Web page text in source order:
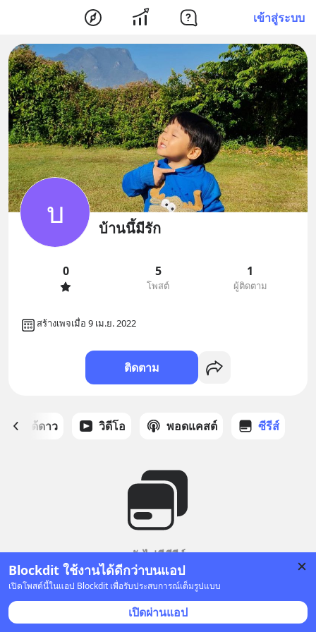
เข้าสู่ระบบ
Blockdit ใช้งานได้ดีกว่าบนแอป
เปิดโพสต์นี้ในแอป Blockdit เพื่อรับประสบการณ์เต็มรูปแบบ
เปิดผ่านแอป
บ บ้านนึ้มีรัก
0 5
โพสต์
1
ผู้ติดตาม
สร้างเพจเมื่อ 9 เม.ย. 2022
ติดตาม
สต์ที่ได้ดาว วิดีโอ พอดแคสต์ ซีรีส์
ยังไม่มีซีรีส์